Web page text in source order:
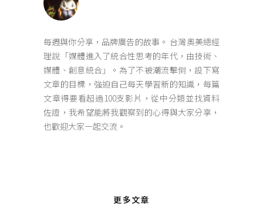
每週與你分享，品牌廣告的故事。 台灣奧美總經
理說「媒體進入了統合性思考的年代，由技術、
媒體、創意統合」。為了不被潮流擊倒，設下寫
文章的目標，強迫自己每天學習新的知識，每篇
文章得要看超過100支影片，從中分類並找資料
佐證，我希望能將我觀察到的心得與大家分享，
也歡迎大家一起交流。
更多文章